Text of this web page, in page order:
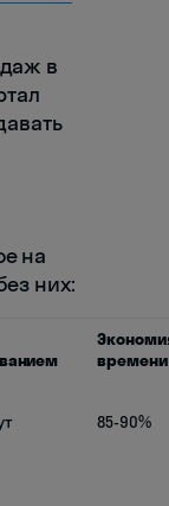
в
на
них:
времени
85-90%